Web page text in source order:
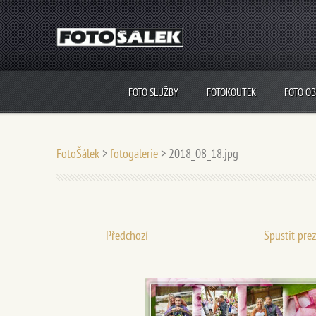
FOTO SLUŽBY FOTOKOUTEK FOTO
FotoŠálek >fotogalerie > 2018_08_18.jpg
Předchozí Spustit